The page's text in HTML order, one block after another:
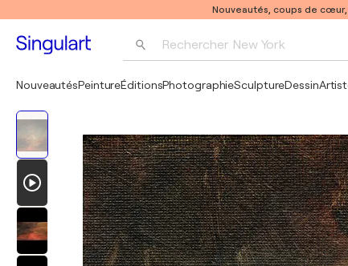
Nouveautés, coups de
Rechercher New York
Pablo Picasso
NouveautésPeintureÉditionsPhotographieSculptureDessin